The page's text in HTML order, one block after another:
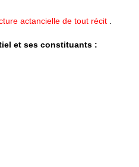
actancielle de tout récit .
et ses constituants :